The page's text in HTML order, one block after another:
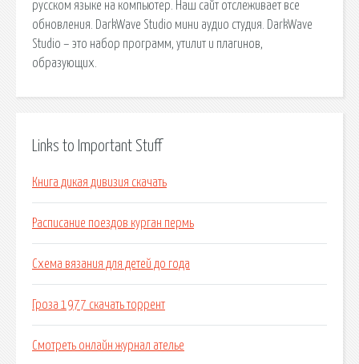
русском языке на компьютер. Наш сайт отслеживает все
обновления. DarkWave Studio мини аудио студия. DarkWave
Studio – это набор программ, утилит и плагинов,
образующих.
Links to Important Stuff
Книга дикая дивизия скачать
Расписание поездов курган пермь
Схема вязания для детей до года
Гроза 1977 скачать торрент
Смотреть онлайн журнал ателье